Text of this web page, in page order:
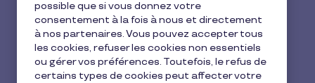
Politiques et informations
légales
(31 Articles)
possible que si vous donnez votre
consentement à la fois à nous et directement
à nos partenaires. Vous pouvez accepter tous
les cookies, refuser les cookies non essentiels
ou gérer vos préférences. Toutefois, le refus de
certains types de cookies peut affecter votre